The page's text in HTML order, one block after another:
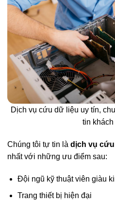
Dịch vụ cứu dữ liệu uy tín,
tin khách
Chúng tôi tự tin là dịch vụ
nhất với những ưu điểm sau:
Đội ngũ kỹ thuật viên giàu
Trang thiết bị hiện đại